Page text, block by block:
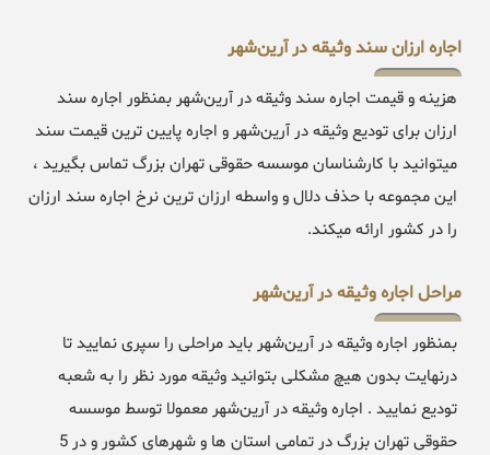
اجاره ارزان سند وثیقه در آرین‌شهر
هزینه و قیمت اجاره سند وثیقه در آرین‌شهر بمنظور اجاره سند
ارزان برای تودیع وثیقه در آرین‌شهر و اجاره پایین ترین قیمت سند
میتوانید با کارشناسان موسسه حقوقی تهران بزرگ تماس بگیرید ،
این مجموعه با حذف دلال و واسطه ارزان ترین نرخ اجاره سند ارزان
را در کشور ارائه میکند.
مراحل اجاره وثیقه در آرین‌شهر
بمنظور اجاره وثیقه در آرین‌شهر باید مراحلی را سپری نمایید تا
درنهایت بدون هیچ مشکلی بتوانید وثیقه مورد نظر را به شعبه
تودیع نمایید . اجاره وثیقه در آرین‌شهر معمولا توسط موسسه
حقوقی تهران بزرگ در تمامی استان ها و شهرهای کشور و در 5